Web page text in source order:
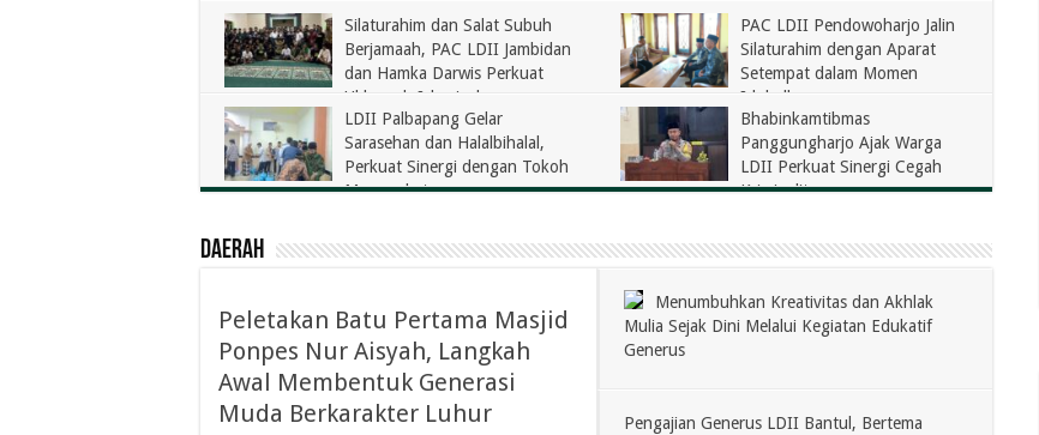
Silaturahim dan Salat Subuh
Berjamaah, PAC LDII Jambidan
dan Hamka Darwis Perkuat
Ukhuwah Islamiyah
PAC LDII Pendowoharjo Jalin
Silaturahim dengan Aparat
Setempat dalam Momen
Iduladha
LDII Palbapang Gelar
Sarasehan dan Halalbihalal,
Perkuat Sinergi dengan Tokoh
Masyarakat
Bhabinkamtibmas
Panggungharjo Ajak Warga
LDII Perkuat Sinergi Cegah
Kriminalitas
Daerah
Peletakan Batu Pertama Masjid
Ponpes Nur Aisyah, Langkah
Awal Membentuk Generasi
Muda Berkarakter Luhur
Menumbuhkan Kreativitas dan Akhlak
Mulia Sejak Dini Melalui Kegiatan Edukatif
Generus
Pengajian Generus LDII Bantul, Bertema